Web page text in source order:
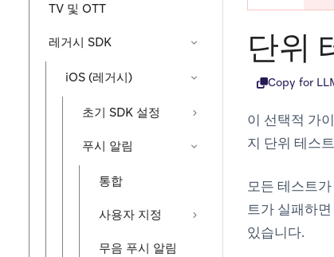
TV 및 OTT
레거시 SDK
iOS (레거시)
초기 SDK 설정
푸시 알림
통합
사용자 지정
무음 푸시 알림
단위
Copy for
이 선택적 가
지 단위 테스
모든 테스트
트가 실패하
있습니다.